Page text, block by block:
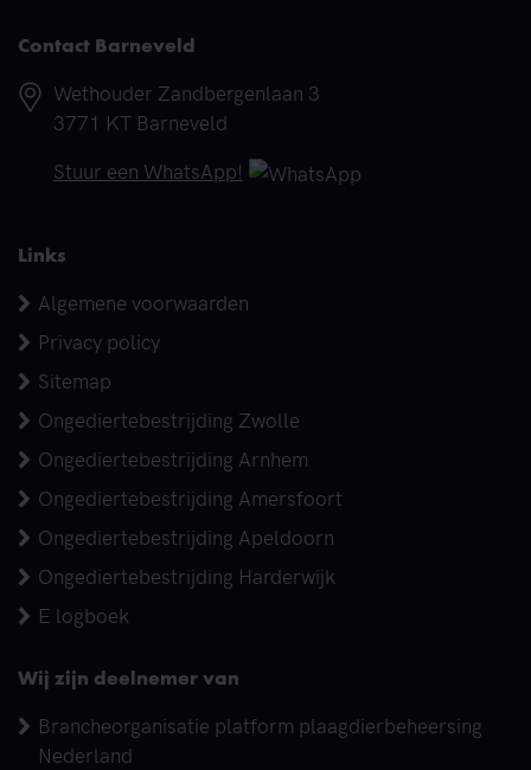
Contact Barneveld
Adres
Wethouder Zandbergenlaan 3
3771 KT Barneveld
Telefoonnummer
Stuur een WhatsApp!
Links
Algemene voorwaarden
Privacy policy
Sitemap
Ongediertebestrijding Zwolle
Ongediertebestrijding Arnhem
Ongediertebestrijding Amersfoort
Ongediertebestrijding Apeldoorn
Ongediertebestrijding Harderwijk
E logboek
Wij zijn deelnemer van
Brancheorganisatie platform plaagdierbeheersing
Nederland